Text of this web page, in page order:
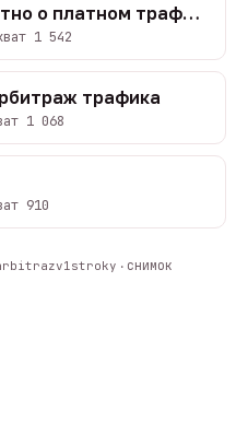
ppc.world — бесплатно о платном трафике
1 542
трафика
1 068
910
· снимок